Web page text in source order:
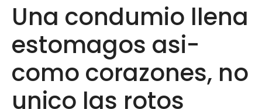
Una condumio llena
estomagos asi­
como corazones, no
unico las rotos